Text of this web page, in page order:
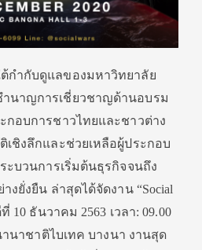
กำกับดูแลของมหาวิทยาลัย
นาญการเชี่ยวชาญด้านอบรม
กอบการชาวไทยและชาวต่าง
เชิงลึกและช่วยเหลือผู้ประกอบ
ะบวนการเริ่มต้นธุรกิจจนถึง
งยั่งยืน ล่าสุดได้จัดงาน “Social
10 ธันวาคม 2563 เวลา: 09.00
นาชาติไบเทค บางนา งานสุด